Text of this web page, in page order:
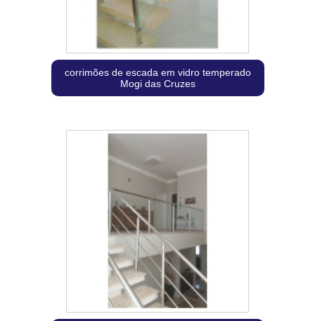
corrimões de escada em vidro temperado
Mogi das Cruzes